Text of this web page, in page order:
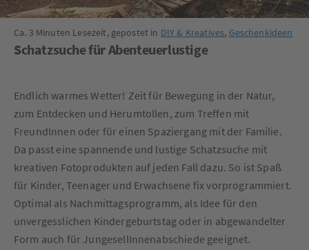
Ca. 3 Minuten Lesezeit, gepostet in DIY & Kreatives, Geschenkideen
Schatzsuche für Abenteuerlustige
Endlich warmes Wetter! Zeit für Bewegung in der Natur,
zum Entdecken und Herumtollen, zum Treffen mit
FreundInnen oder für einen Spaziergang mit der Familie.
Da passt eine spannende und lustige Schatzsuche mit
kreativen Fotoprodukten auf jeden Fall dazu. So ist Spaß
für Kinder, Teenager und Erwachsene fix vorprogrammiert.
Optimal als Nachmittagsprogramm, als Idee für den
unvergesslichen Kindergeburtstag oder in abgewandelter
Form auch für JungesellInnenabschiede geeignet.